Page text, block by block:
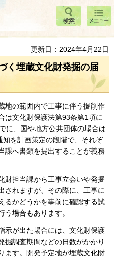
検索
メニ
ュー
更新日：2024年4月22日
く埋蔵文化財発掘の届
地の範囲内で工事に伴う掘削作
は文化財保護法第93条第1項に
に、国や地方公共団体の場合は
を計画策定の段階で、それぞ
課へ書類を提出することが義務
財担当課から工事立会いや発掘
されますが、その際に、工事に
るかどうかを事前に確認する試
場合もあります。
示が出た場合には、文化財保護
掘調査期間などの日数がかかり
ます。開発予定地が埋蔵文化財